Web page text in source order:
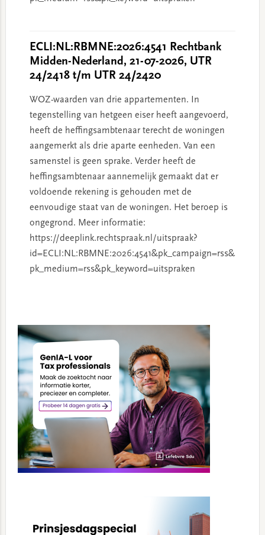
ECLI:NL:RBMNE:2026:4541 Rechtbank
Midden-Nederland, 21-07-2026, UTR
24/2418 t/m UTR 24/2420
WOZ-waarden van drie appartementen. In
tegenstelling van hetgeen eiser heeft aangevoerd,
heeft de heffingsambtenaar terecht de woningen
aangemerkt als drie aparte eenheden. Van een
samenstel is geen sprake. Verder heeft de
heffingsambtenaar aannemelijk gemaakt dat er
voldoende rekening is gehouden met de
eenvoudige staat van de woningen. Het beroep is
ongegrond. Meer informatie:
https://deeplink.rechtspraak.nl/uitspraak?
id=ECLI:NL:RBMNE:2026:4541&pk_campaign=rss&
pk_medium=rss&pk_keyword=uitspraken
Sidebar